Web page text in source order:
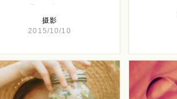
摄影
2015/10/10